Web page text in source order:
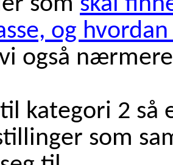
og
også
kategori 2 så
som